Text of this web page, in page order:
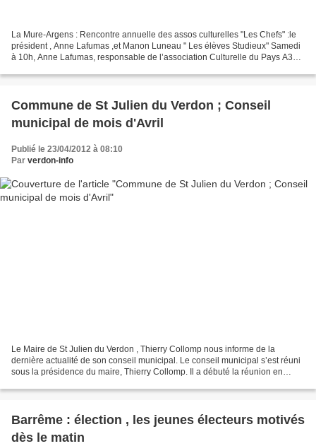
La Mure-Argens : Rencontre annuelle des assos culturelles "Les Chefs" :le
président , Anne Lafumas ,et Manon Luneau " Les élèves Studieux" Samedi
à 10h, Anne Lafumas, responsable de l’association Culturelle du Pays A3V :
Commune de St Julien du Verdon ; Conseil
municipal de mois d'Avril
Publié le 23/04/2012 à 08:10
Par verdon-info
Le Maire de St Julien du Verdon , Thierry Collomp nous informe de la
dernière actualité de son conseil municipal. Le conseil municipal s’est réuni
sous la présidence du maire, Thierry Collomp. Il a débuté la réunion en
Barrême : élection , les jeunes électeurs motivés
dès le matin